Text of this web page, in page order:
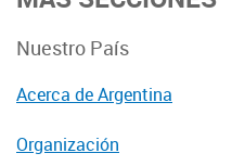
Nuestro País
Acerca de Argentina
Organización